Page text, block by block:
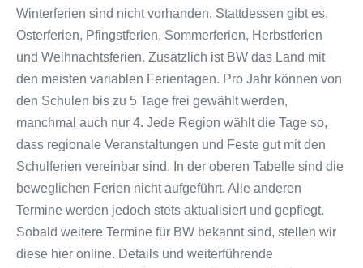
Winterferien sind nicht vorhanden. Stattdessen gibt es,
Osterferien, Pfingstferien, Sommerferien, Herbstferien
und Weihnachtsferien. Zusätzlich ist BW das Land mit
den meisten variablen Ferientagen. Pro Jahr können von
den Schulen bis zu 5 Tage frei gewählt werden,
manchmal auch nur 4. Jede Region wählt die Tage so,
dass regionale Veranstaltungen und Feste gut mit den
Schulferien vereinbar sind. In der oberen Tabelle sind die
beweglichen Ferien nicht aufgeführt. Alle anderen
Termine werden jedoch stets aktualisiert und gepflegt.
Sobald weitere Termine für BW bekannt sind, stellen wir
diese hier online. Details und weiterführende